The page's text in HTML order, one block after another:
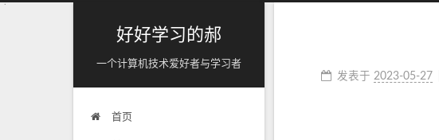
好好学习的郝
一个计算机技术爱好者与学习者
首页
发表于 2023-05-27